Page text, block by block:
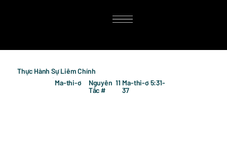
Thực Hành Sự Liêm Chính
Ma-thi-ơ
Nguyên
Tắc #
11 Ma-thi-ơ 5:31-
37